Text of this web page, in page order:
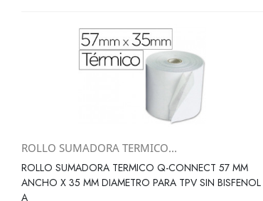
Vista rápida
ROLLO SUMADORA TERMICO...
ROLLO SUMADORA TERMICO Q-CONNECT 57 MM
ANCHO X 35 MM DIAMETRO PARA TPV SIN BISFENOL
A